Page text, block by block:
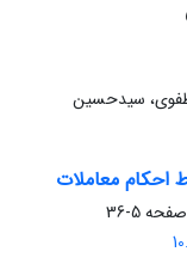
سیدحسین
احکام معاملات
5-36